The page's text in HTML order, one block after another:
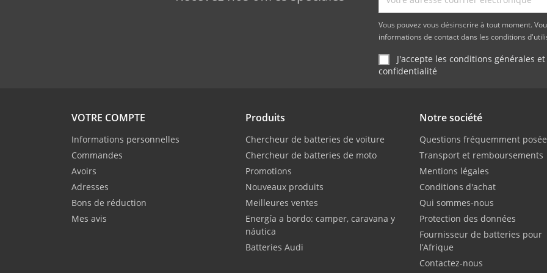
Vous pouvez vous désinscrire à tout moment.
informations de contact dans les conditions
J'accepte les conditions générales
confidentialité
VOTRE COMPTE
Informations personnelles
Commandes
Avoirs
Adresses
Bons de réduction
Mes avis
Produits
Chercheur de batteries de voiture
Chercheur de batteries de moto
Promotions
Nouveaux produits
Meilleures ventes
Energía a bordo: camper, caravana y
náutica
Batteries Audi
Notre société
Questions fréquemment
Transport et remboursements
Mentions légales
Conditions d'achat
Qui sommes-nous
Protection des données
Fournisseur de batteries pour
l’Afrique
Contactez-nous